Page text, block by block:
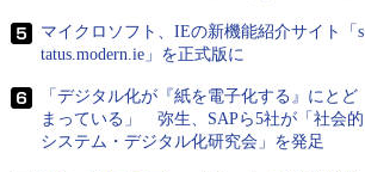
マイクロソフト、IEの新機能紹介サイト「s
tatus.modern.ie」を正式版に
「デジタル化が『紙を電子化する』にとど
まっている」 弥生、SAPら5社が「社会的
システム・デジタル化研究会」を発足